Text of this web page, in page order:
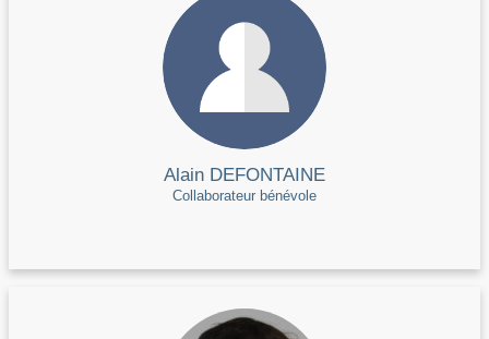
Alain DEFONTAINE
Collaborateur bénévole